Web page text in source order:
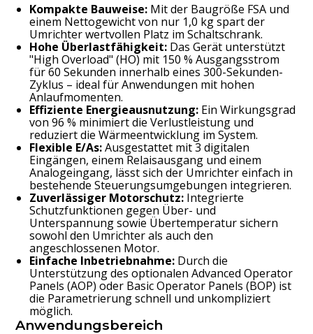
Kompakte Bauweise:Mit der Baugröße FSA und
einem Nettogewicht von nur 1,0 kg spart der
Umrichter wertvollen Platz im Schaltschrank.
Hohe Überlastfähigkeit:Das Gerät unterstützt
"High Overload" (HO) mit 150 % Ausgangsstrom
für 60 Sekunden innerhalb eines 300-Sekunden-
Zyklus – ideal für Anwendungen mit hohen
Anlaufmomenten.
Effiziente Energieausnutzung:Ein Wirkungsgrad
von 96 % minimiert die Verlustleistung und
reduziert die Wärmeentwicklung im System.
Flexible E/As:Ausgestattet mit 3 digitalen
Eingängen, einem Relaisausgang und einem
Analogeingang, lässt sich der Umrichter einfach in
bestehende Steuerungsumgebungen integrieren.
Zuverlässiger Motorschutz:Integrierte
Schutzfunktionen gegen Über- und
Unterspannung sowie Übertemperatur sichern
sowohl den Umrichter als auch den
angeschlossenen Motor.
Einfache Inbetriebnahme:Durch die
Unterstützung des optionalen Advanced Operator
Panels (AOP) oder Basic Operator Panels (BOP) ist
die Parametrierung schnell und unkompliziert
möglich.
Anwendungsbereich